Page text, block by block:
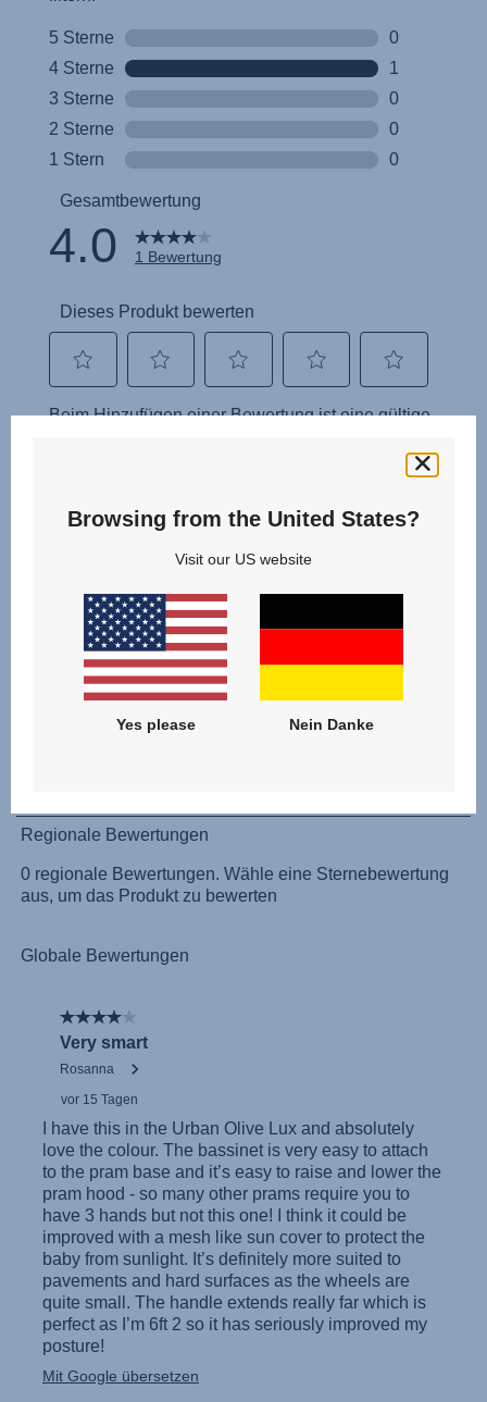
Návod na použitie (Slovenský jazyk)
Инструкция за ползване (Български език)
Upute za uporabu (Hrvatski jezik)
Pokyny k použití (Čeština)
Brugerinstruktioner (Dansk)
Gebruiksinstructies (Nederlands)
Kasutusjuhend (Eesti keel)
Οδηγίες χρήσης (Ελληνική γλώσσα)
Használati útmutató (Magyar nyelv)
Lietošanas instrukcija (Latviešu valoda)
Instrucţiuni de utilizare (Limba română)
Uputstvo za korišcenje (Srpski)
Bruksanvisning (Svenska)
Kullanım talimatı (Türkçe)
Browsing from the United States?
Visit our US website
Yes please Nein Danke